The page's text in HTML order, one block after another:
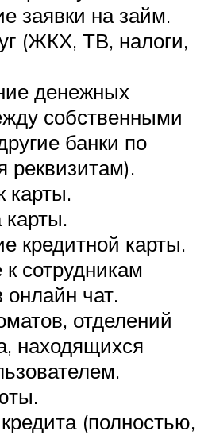
заявки на займ.
(ЖКХ, ТВ, налоги,
денежных
собственными
банки по
карты.
карты.
кредитной карты.
сотрудникам
онлайн чат.
отделений
находящихся
(полностью,